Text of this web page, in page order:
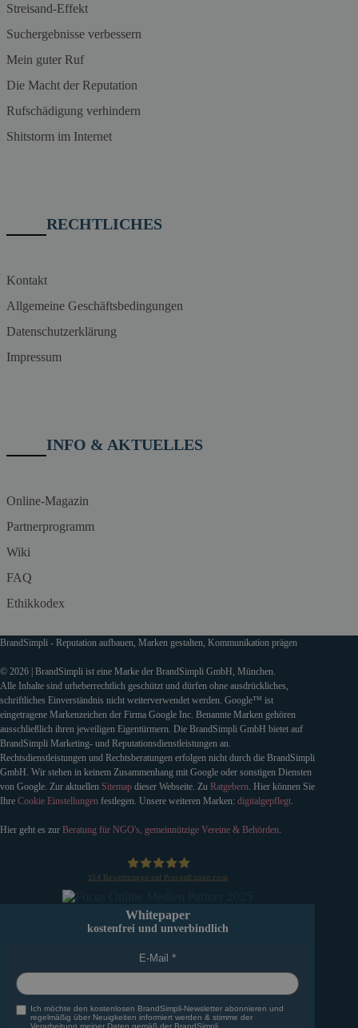
Streisand-Effekt
Suchergebnisse verbessern
Mein guter Ruf
Die Macht der Reputation
Rufschädigung verhindern
Shitstorm im Internet
RECHTLICHES
Kontakt
Allgemeine Geschäftsbedingungen
Datenschutzerklärung
Impressum
INFO & AKTUELLES
Online-Magazin
Partnerprogramm
Wiki
FAQ
Ethikkodex
BrandSimpli - Reputation aufbauen, Marken gestalten, Kommunikation prägen
© 2026 | BrandSimpli ist eine Marke der BrandSimpli GmbH, München.
Alle Inhalte sind urheberrechtlich geschützt und dürfen ohne ausdrückliches,
schriftliches Einverständnis nicht weiterverwendet werden. Google™ ist
eingetragene Markenzeichen der Firma Google Inc. Benannte Marken gehören
ausschließlich ihren jeweiligen Eigentürmern. Die BrandSimpli GmbH bietet auf
BrandSimpli Marketing- und Reputationsdienstleistungen an.
Rechtsdienstleistungen und Rechtsberatungen erfolgen nicht durch die BrandSimpli
GmbH. Wir stehen in keinem Zusammenhang mit Google oder sonstigen Diensten
von Google. Zur aktuellen Sitemap dieser Webseite. Zu Ratgebern . Hier können Sie
Ihre Cookie Einstellungen festlegen. Unsere weiteren Marken: digitalgepflegt
Hier geht es zur Beratung für NGO's, gemeinnützige Vereine & Behörden
154 Bewertungen auf ProvenExpert.com
Whitepaper
kostenfrei und unverbindlich
E-Mail
Ich möchte den kostenlosen BrandSimpli-Newsletter abonnieren und
regelmäßig über Neuigkeiten informiert werden & stimme der
Verarbeitung meiner Daten gemäß der BrandSimpli